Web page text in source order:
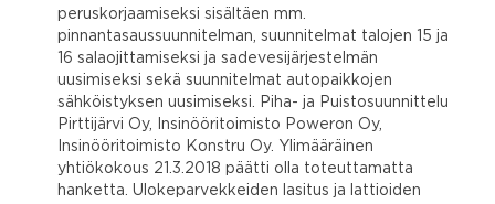
peruskorjaamiseksi sisältäen mm.
pinnantasaussuunnitelman, suunnitelmat talojen 15 ja
16 salaojittamiseksi ja sadevesijärjestelmän
uusimiseksi sekä suunnitelmat autopaikkojen
sähköistyksen uusimiseksi. Piha- ja Puistosuunnittelu
Pirttijärvi Oy, Insinööritoimisto Poweron Oy,
Insinööritoimisto Konstru Oy. Ylimääräinen
yhtiökokous 21.3.2018 päätti olla toteuttamatta
hanketta. Ulokeparvekkeiden lasitus ja lattioiden